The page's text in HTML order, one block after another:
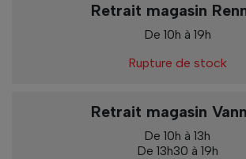
Retrait magasin
De 10h à 19h
Rupture de stock
Retrait magasin
De 10h à 13h
De 13h30 à 19h